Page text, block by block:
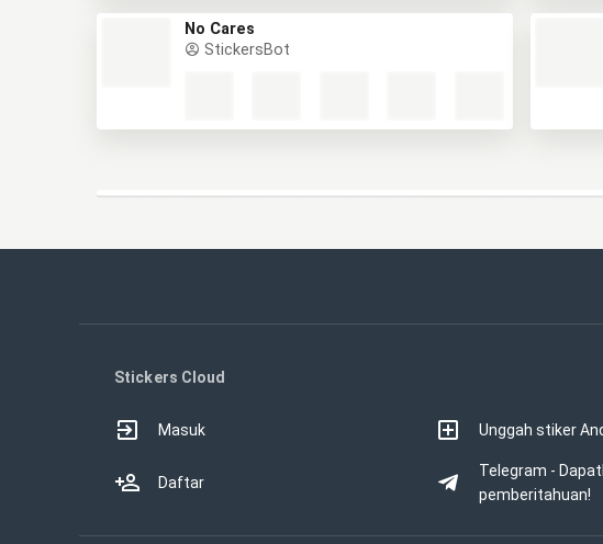
No Cares
StickersBot
Stickers Cloud
Masuk
Daftar
Unggah stiker
Telegram -
pemberitahuan!